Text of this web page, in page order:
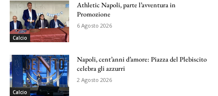
Calcio
Athletic Napoli, parte l’avventura in
Promozione
6 Agosto 2026
Calcio
Napoli, cent’anni d’amore: Piazza del Plebiscito
celebra gli azzurri
2 Agosto 2026